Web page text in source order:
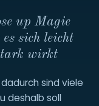
up Magie
sich leicht
wirkt
sind viele
deshalb soll